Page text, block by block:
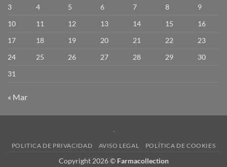
3
4 5 6 7 8
9
10
11 12 13 14 15
16
17
18 19 20 21 22
23
24
25 26 27 28 29
30
31
« Mar
POLITICA DE PRIVACIDAD AVISO LEGAL POLÍTICA DE COOKIES
Copyright 2026 © Farmacollection